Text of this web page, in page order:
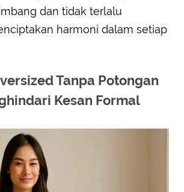
dan tidak terlalu
harmoni dalam setiap
Tanpa Potongan
Kesan Formal